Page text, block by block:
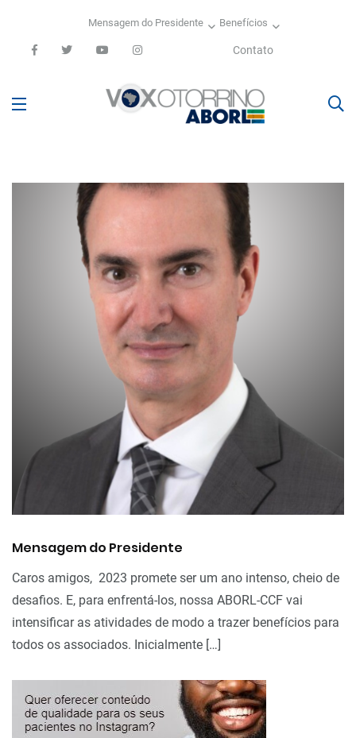
Mensagem do Presidente Benefícios
Contato
Mensagem do Presidente
Caros amigos, 2023 promete ser um ano intenso, cheio de
desafios. E, para enfrentá-los, nossa ABORL-CCF vai
intensificar as atividades de modo a trazer benefícios para
todos os associados. Inicialmente […]